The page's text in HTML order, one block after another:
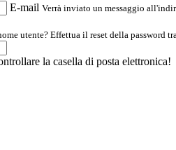
E-mail Verrà inviato un messaggio
utente? Effettua il reset della password
la casella di posta elettronica!